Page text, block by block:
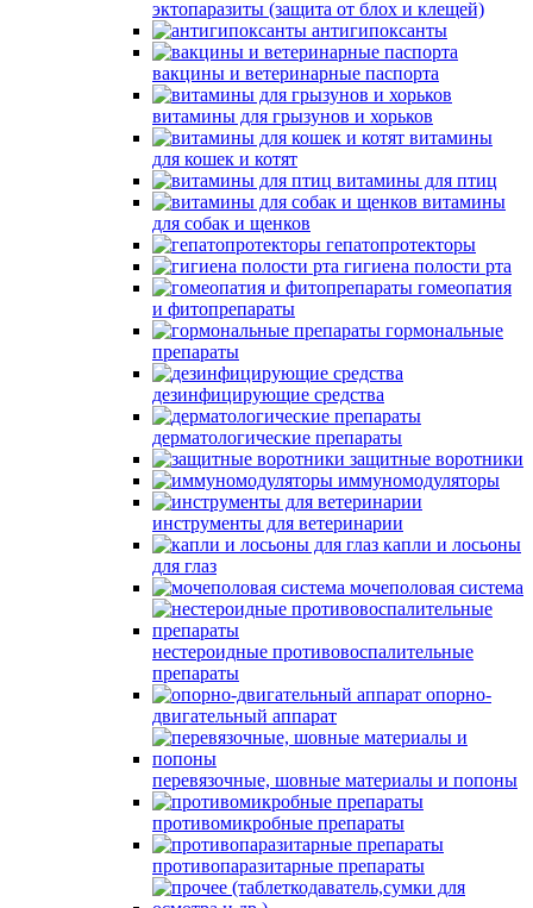
эктопаразиты (защита от блох и клещей)
антигипоксанты
вакцины и ветеринарные паспорта
витамины для грызунов и хорьков
витамины
для кошек и котят
витамины для птиц
витамины
для собак и щенков
гепатопротекторы
гигиена полости рта
гомеопатия
и фитопрепараты
гормональные
препараты
дезинфицирующие средства
дерматологические препараты
защитные воротники
иммуномодуляторы
инструменты для ветеринарии
капли и лосьоны
для глаз
мочеполовая система
нестероидные противовоспалительные
препараты
опорно-
двигательный аппарат
перевязочные, шовные материалы и попоны
противомикробные препараты
противопаразитарные препараты